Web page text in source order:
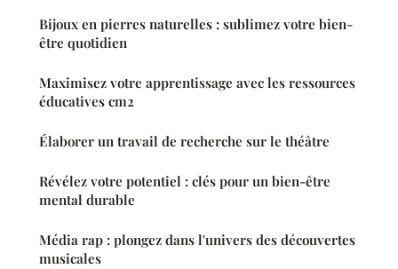
Bijoux en pierres naturelles : sublimez votre bien-
être quotidien
Maximisez votre apprentissage avec les ressources
éducatives cm2
Élaborer un travail de recherche sur le théâtre
Révélez votre potentiel : clés pour un bien-être
mental durable
Média rap : plongez dans l'univers des découvertes
musicales